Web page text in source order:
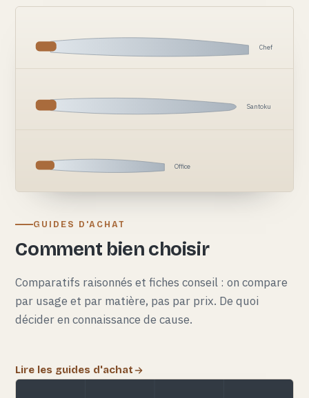
Chef
Santoku
Office
GUIDES D'ACHAT
Comment bien choisir
Comparatifs raisonnés et fiches conseil : on compare
par usage et par matière, pas par prix. De quoi
décider en connaissance de cause.
Lire les guides d'achat